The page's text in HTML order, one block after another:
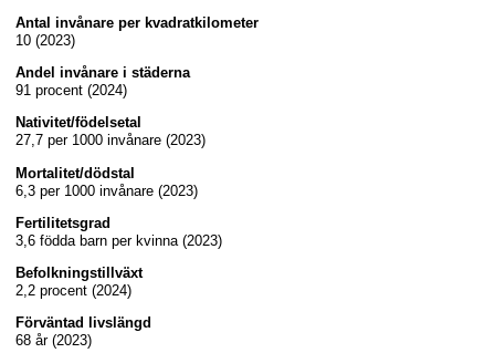
Antal invånare per kvadratkilometer
10 (2023)
Andel invånare i städerna
91 procent (2024)
Nativitet/födelsetal
27,7 per 1000 invånare (2023)
Mortalitet/dödstal
6,3 per 1000 invånare (2023)
Fertilitetsgrad
3,6 födda barn per kvinna (2023)
Befolkningstillväxt
2,2 procent (2024)
Förväntad livslängd
68 år (2023)